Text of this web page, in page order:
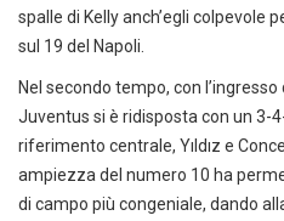
spalle di Kelly anch’egli colpevole
sul 19 del Napoli.
Nel secondo tempo, con
Juventus si è ridisposta con un 3-
riferimento centrale, Yıldız e
ampiezza del numero 10 ha
di campo più congeniale, dando